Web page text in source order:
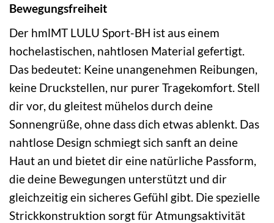
Bewegungsfreiheit
Der hmlMT LULU Sport-BH ist aus einem
hochelastischen, nahtlosen Material gefertigt.
Das bedeutet: Keine unangenehmen Reibungen,
keine Druckstellen, nur purer Tragekomfort. Stell
dir vor, du gleitest mühelos durch deine
Sonnengrüße, ohne dass dich etwas ablenkt. Das
nahtlose Design schmiegt sich sanft an deine
Haut an und bietet dir eine natürliche Passform,
die deine Bewegungen unterstützt und dir
gleichzeitig ein sicheres Gefühl gibt. Die spezielle
Strickkonstruktion sorgt für Atmungsaktivität